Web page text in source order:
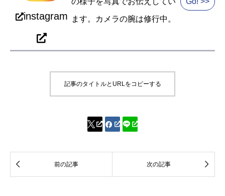
instagram ます。カメラの腕は修行中。
記事のタイトルとURLをコピーする
 
 前の記事 次の記事 